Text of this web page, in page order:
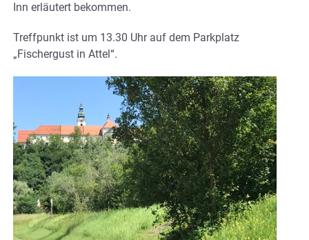
Inn erläutert bekommen.
Treffpunkt ist um 13.30 Uhr auf dem Parkplatz
„Fischergust in Attel“.